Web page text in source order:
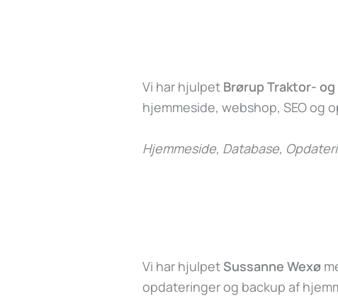
Vi har hjulpet Brørup Traktor-
hjemmeside, webshop, SEO og
Hjemmeside, Database,
Vi har hjulpet Sussanne Wexø
opdateringer og backup af